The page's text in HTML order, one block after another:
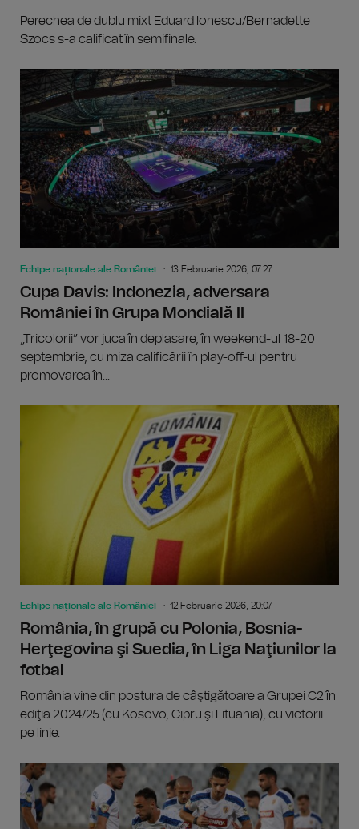
Perechea de dublu mixt Eduard Ionescu/Bernadette
Szocs s-a calificat în semifinale.
Echipe naționale ale României 13 Februarie 2026, 07:27
Cupa Davis: Indonezia, adversara
României în Grupa Mondială II
„Tricolorii” vor juca în deplasare, în weekend-ul 18-20
septembrie, cu miza calificării în play-off-ul pentru
promovarea în...
Echipe naționale ale României 12 Februarie 2026, 20:07
România, în grupă cu Polonia, Bosnia-
Herţegovina şi Suedia, în Liga Naţiunilor la
fotbal
România vine din postura de câştigătoare a Grupei C2 în
ediţia 2024/25 (cu Kosovo, Cipru şi Lituania), cu victorii
pe linie.